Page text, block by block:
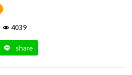
4039
share